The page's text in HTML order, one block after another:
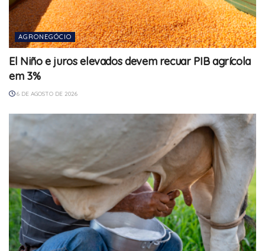
AGRONEGÓCIO
El Niño e juros elevados devem recuar PIB agrícola
em 3%
6 DE AGOSTO DE 2026